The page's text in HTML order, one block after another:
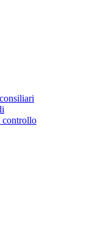
controllo